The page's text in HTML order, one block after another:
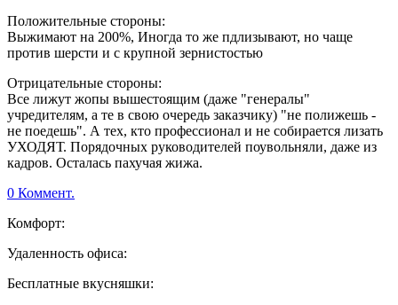
Положительные стороны:
Выжимают на 200%, Иногда то же пдлизывают, но чаще
против шерсти и с крупной зернистостью
Отрицательные стороны:
Все лижут жопы вышестоящим (даже "генералы"
учредителям, а те в свою очередь заказчику) "не полижешь -
не поедешь". А тех, кто профессионал и не собирается лизать
УХОДЯТ. Порядочных руководителей поувольняли, даже из
кадров. Осталась пахучая жижа.
0 Коммент.
Комфорт:
Удаленность офиса:
Бесплатные вкусняшки: